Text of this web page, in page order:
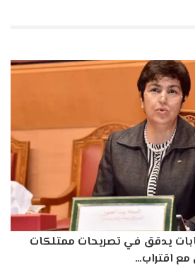
يدقق في تصريحات ممتلكات
مع اقتراب…